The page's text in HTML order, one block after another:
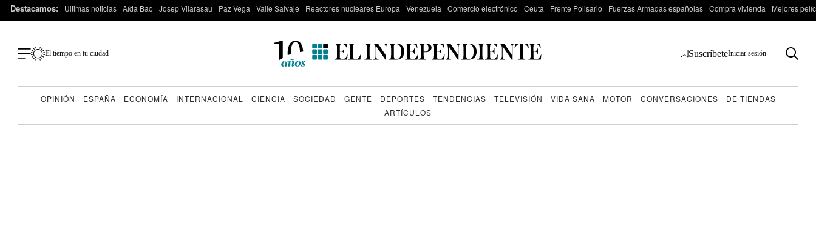
Destacamos: Últimas noticias Aída Bao Josep Vilarasau Paz Vega Valle Salvaje Reactores nucleares Europa Venezuela Comercio electrónico Ceuta Frente Polisario Fuerzas Armadas españolas Compra vivienda Mejores
El tiempo en tu ciudad SuscríbeteIniciar sesión
OPINIÓN ESPAÑA ECONOMÍA INTERNACIONAL CIENCIA SOCIEDAD GENTE DEPORTES TENDENCIAS TELEVISIÓN VIDA SANA MOTOR CONVERSACIONES
DE TIENDAS
ARTÍCULOS